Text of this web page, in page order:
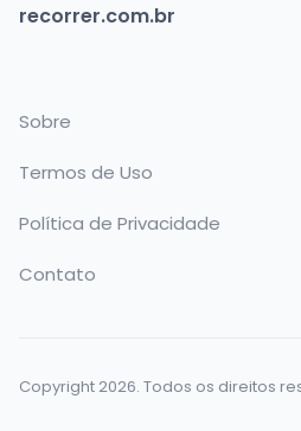
recorrer.com.br
Sobre
Termos de Uso
Política de Privacidade
Contato
Copyright 2026. Todos os direitos